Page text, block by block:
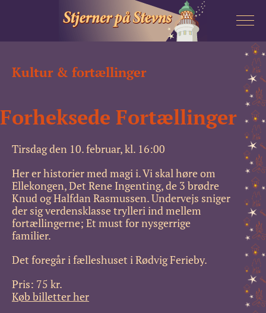
AKTIVITETER
Kultur & fortællinger
Forheksede Fortællinger
Tirsdag den 10. februar, kl. 16:00
Her er historier med magi i. Vi skal høre om
Ellekongen, Det Rene Ingenting, de 3 brødre
Knud og Halfdan Rasmussen. Undervejs sniger
der sig verdensklasse trylleri ind mellem
fortællingerne; Et must for nysgerrige
familier.
Det foregår i fælleshuset i Rødvig Ferieby.
Pris: 75 kr.
Køb billetter her